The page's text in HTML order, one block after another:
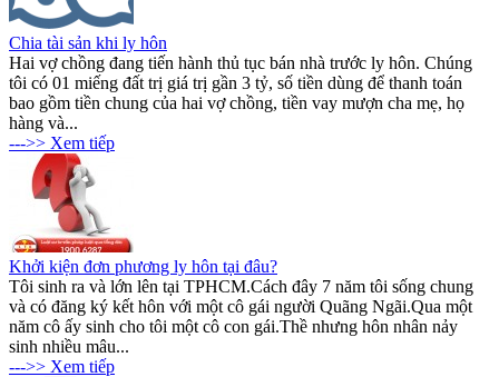
Chia tài sản khi ly hôn
Hai vợ chồng đang tiến hành thủ tục bán nhà trước ly hôn. Chúng
tôi có 01 miếng đất trị giá trị gần 3 tỷ, số tiền dùng để thanh toán
bao gồm tiền chung của hai vợ chồng, tiền vay mượn cha mẹ, họ
hàng và...
--->> Xem tiếp
Khởi kiện đơn phương ly hôn tại đâu?
Tôi sinh ra và lớn lên tại TPHCM.Cách đây 7 năm tôi sống chung
và có đăng ký kết hôn với một cô gái người Quãng Ngãi.Qua một
năm cô ấy sinh cho tôi một cô con gái.Thề nhưng hôn nhân nảy
sinh nhiều mâu...
--->> Xem tiếp